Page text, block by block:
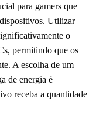
para gamers que
Utilizar
o
permitindo que os
A escolha de um
de energia é
receba a quantidade